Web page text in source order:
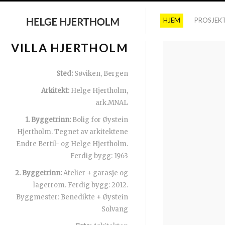
HJEM
VILLA HJERTHOLM
Sted: Søviken, Bergen
Arkitekt: Helge Hjertholm,
ark.MNAL
1. Byggetrinn: Bolig for Øystein
Hjertholm. Tegnet av arkitektene
Endre Bertil- og Helge Hjertholm.
Ferdig bygg: 1963
2. Byggetrinn:Atelier + garasje og
lagerrom. Ferdig bygg: 2012.
Byggmester: Benedikte + Øystein
Solvang